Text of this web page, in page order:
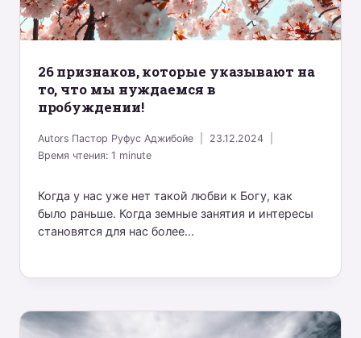
26 признаков, которые указывают на
то, что мы нуждаемся в
пробуждении!
Autors Пастор Руфус Аджибойе
23.12.2024
Время чтения:1 minute
Когда у нас уже нет такой любви к Богу, как
было раньше. Когда земные занятия и интересы
становятся для нас более...